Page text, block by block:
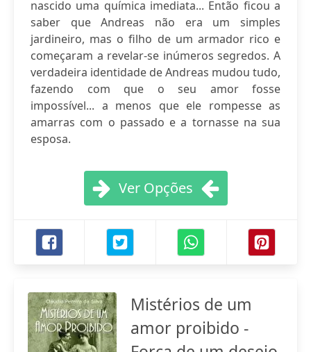
nascido uma química imediata... Então ficou a
saber que Andreas não era um simples
jardineiro, mas o filho de um armador rico e
começaram a revelar-se inúmeros segredos. A
verdadeira identidade de Andreas mudou tudo,
fazendo com que o seu amor fosse
impossível... a menos que ele rompesse as
amarras com o passado e a tornasse na sua
esposa.
Ver Opções
Mistérios de um
amor proibido -